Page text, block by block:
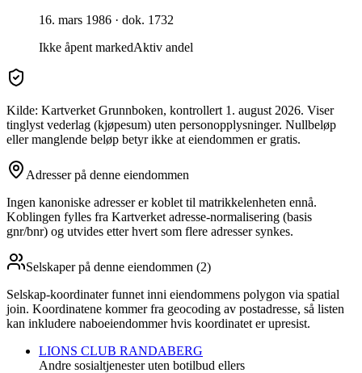
16. mars 1986 · dok. 1732
Ikke åpent markedAktiv andel
Kilde: Kartverket Grunnboken, kontrollert 1. august 2026. Viser
tinglyst vederlag (kjøpesum) uten personopplysninger. Nullbeløp
eller manglende beløp betyr ikke at eiendommen er gratis.
Adresser på denne eiendommen
Ingen kanoniske adresser er koblet til matrikkelenheten ennå.
Koblingen fylles fra Kartverket adresse-normalisering (basis
gnr/bnr) og utvides etter hvert som flere adresser synkes.
Selskaper på denne eiendommen (2)
Selskap-koordinater funnet inni eiendommens polygon via spatial
join. Koordinatene kommer fra geocoding av postadresse, så listen
kan inkludere naboeiendommer hvis koordinatet er upresist.
LIONS CLUB RANDABERG
Andre sosialtjenester uten botilbud ellers